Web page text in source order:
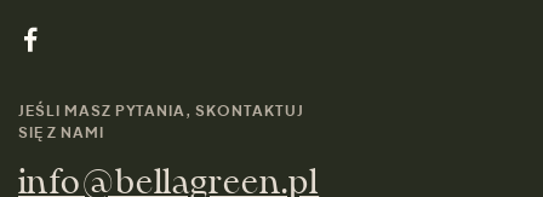
JEŚLI MASZ PYTANIA, SKONTAKTUJ
SIĘ Z NAMI
info@bellagreen.pl